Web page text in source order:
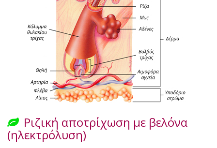
Ριζική αποτρίχωση με βελόνα
(ηλεκτρόλυση)